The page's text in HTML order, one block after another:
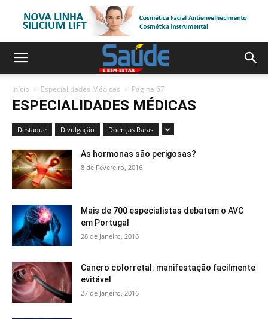
Início Especialidades Médicas Página 67
ESPECIALIDADES MÉDICAS
Destaque Divulgação Doenças Raras
As hormonas são perigosas?
8 de Fevereiro, 2016
Mais de 700 especialistas debatem o AVC
em Portugal
28 de Janeiro, 2016
Cancro colorretal: manifestação facilmente
evitável
27 de Janeiro, 2016